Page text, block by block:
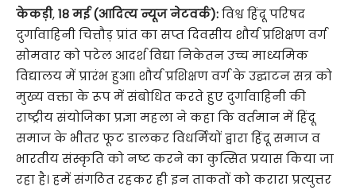
केकड़ी,18 मई (आदित्य न्यूज नेटवर्क):विश्व हिंदू परिषद
दुर्गावाहिनी चित्तौड़ प्रांत का सप्त दिवसीय शौर्य प्रशिक्षण वर्ग
सोमवार को पटेल आदर्श विद्या निकेतन उच्च माध्यमिक
विद्यालय में प्रारंभ हुआ। शौर्य प्रशिक्षण वर्ग के उद्घाटन सत्र को
मुख्य वक्ता के रूप में संबोधित करते हुए दुर्गावाहिनी की
राष्ट्रीय संयोजिका प्रज्ञा महला ने कहा कि वर्तमान में हिंदू
समाज के भीतर फूट डालकर विधर्मियों द्वारा हिंदू समाज व
भारतीय संस्कृति को नष्ट करने का कुत्सित प्रयास किया जा
रहा है। हमें संगठित रहकर ही इन ताकतों को करारा प्रत्युत्तर